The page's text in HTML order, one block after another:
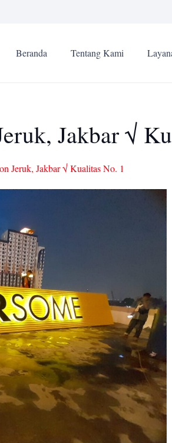
Beranda Tentang Kami
Jakbar √
Jeruk, Jakbar √ Kualitas No. 1